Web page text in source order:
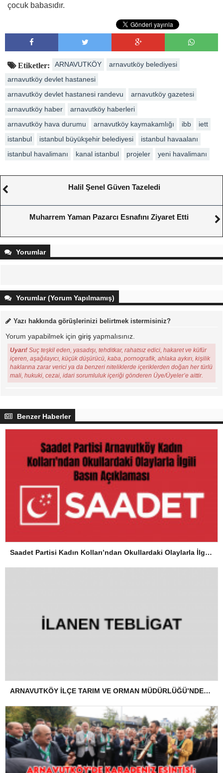
çocuk babasıdır.
Etiketler: ARNAVUTKÖY
arnavutköy belediyesi
arnavutköy devlet hastanesi
arnavutköy devlet hastanesi randevu
arnavutköy gazetesi
arnavutköy haber
arnavutköy haberleri
arnavutköy hava durumu
arnavutköy kaymakamlığı ibb
iett
istanbul
istanbul büyükşehir belediyesi
istanbul havaalanı
istanbul havalimanı
kanal istanbul projeler yeni havalimanı
Halil Şenel Güven Tazeledi
Muharrem Yaman Pazarcı Esnafını Ziyaret Etti
Yorumlar
Yorumlar (Yorum Yapılmamış)
Yazı hakkında görüşlerinizi belirtmek istermisiniz?
Yorum yapabilmek için giriş yapmalısınız.
Uyarı! Suç teşkil eden, yasadışı, tehditkar, rahatsız edici, hakaret ve küfür
içeren, aşağılayıcı, küçük düşürücü, kaba, pornografik, ahlaka aykırı, kişilik
haklarına zarar verici ya da benzeri niteliklerde içeriklerden doğan her türlü
mali, hukuki, cezai, idari sorumluluk içeriği gönderen Üye/Üyeler’e aittir.
Benzer Haberler
Saadet Partisi Kadın Kolları’ndan Okullardaki Olaylarla İlgili Basın Açıklaması
ARNAVUTKÖY İLÇE TARIM VE ORMAN MÜDÜRLÜĞÜ’NDEN İLANEN TEBLİGAT